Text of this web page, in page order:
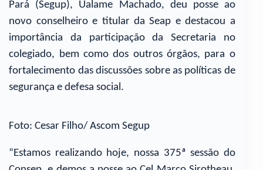
Pará (Segup), Ualame Machado, deu posse ao
novo conselheiro e titular da Seap e destacou a
importância da participação da Secretaria no
colegiado, bem como dos outros órgãos, para o
fortalecimento das discussões sobre as políticas de
segurança e defesa social.
Foto: Cesar Filho/ Ascom Segup
“Estamos realizando hoje, nossa 375ª sessão do